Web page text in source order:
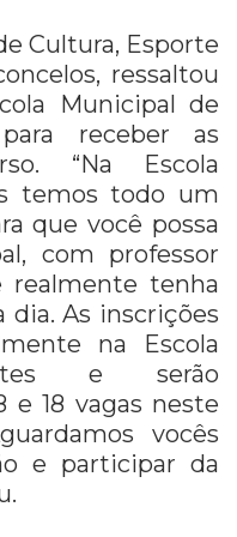
Cultura, Esporte
ressaltou
Municipal de
receber as
“Na Escola
temos todo um
que você possa
com professor
realmente tenha
dia. As inscrições
na Escola
e serão
e 18 vagas neste
vocês
e participar da